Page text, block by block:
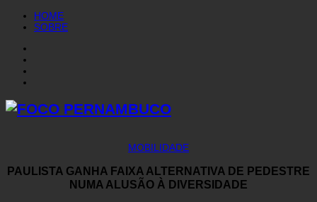
HOME
SOBRE
MOBILIDADE
PAULISTA GANHA FAIXA ALTERNATIVA DE PEDESTRE
NUMA ALUSÃO À DIVERSIDADE